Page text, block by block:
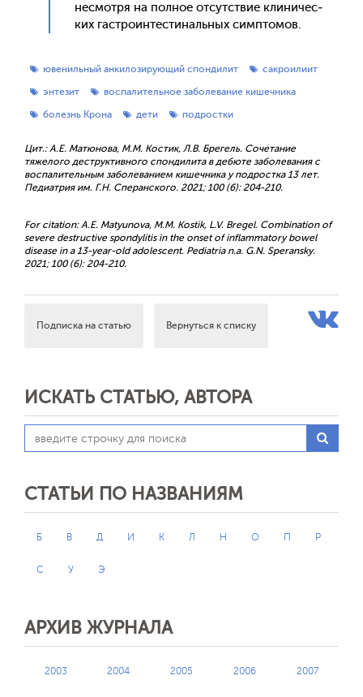
нес­мотря на пол­ное от­сутс­твие кли­ничес­
ких гас­тро­ин­тести­наль­ных сим­пто­мов.
ювенильный анкилозирующий спондилит
сакроилиит
энтезит
воспалительное заболевание кишечника
болезнь Крона
дети подростки
Цит.: А.Е. Матюнова, М.М. Костик, Л.В. Брегель. Сочетание
тяжелого деструктивного спондилита в дебюте заболевания с
воспалительным заболеванием кишечника у подростка 13 лет.
Педиатрия им. Г.Н. Сперанского. 2021; 100 (6): 204-210.
For citation: A.E. Matyunova, M.M. Kostik, L.V. Bregel. Combination of
severe destructive spondylitis in the onset of inflammatory bowel
disease in a 13-year-old adolescent. Pediatria n.a. G.N. Speransky.
2021; 100 (6): 204-210.
Подписка на статью Вернуться к списку
ИСКАТЬ СТАТЬЮ, АВТОРА
СТАТЬИ ПО НАЗВАНИЯМ
Б В Д И К Л Н О П Р
С У Э
АРХИВ ЖУРНАЛА
2003 2004 2005 2006 2007